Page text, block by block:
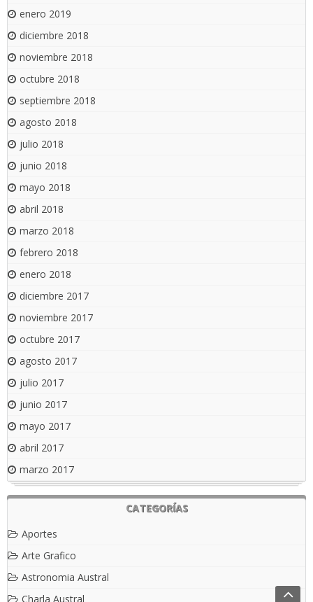
enero 2019
diciembre 2018
noviembre 2018
octubre 2018
septiembre 2018
agosto 2018
julio 2018
junio 2018
mayo 2018
abril 2018
marzo 2018
febrero 2018
enero 2018
diciembre 2017
noviembre 2017
octubre 2017
agosto 2017
julio 2017
junio 2017
mayo 2017
abril 2017
marzo 2017
CATEGORÍAS
Aportes
Arte Grafico
Astronomia Austral
Charla Austral